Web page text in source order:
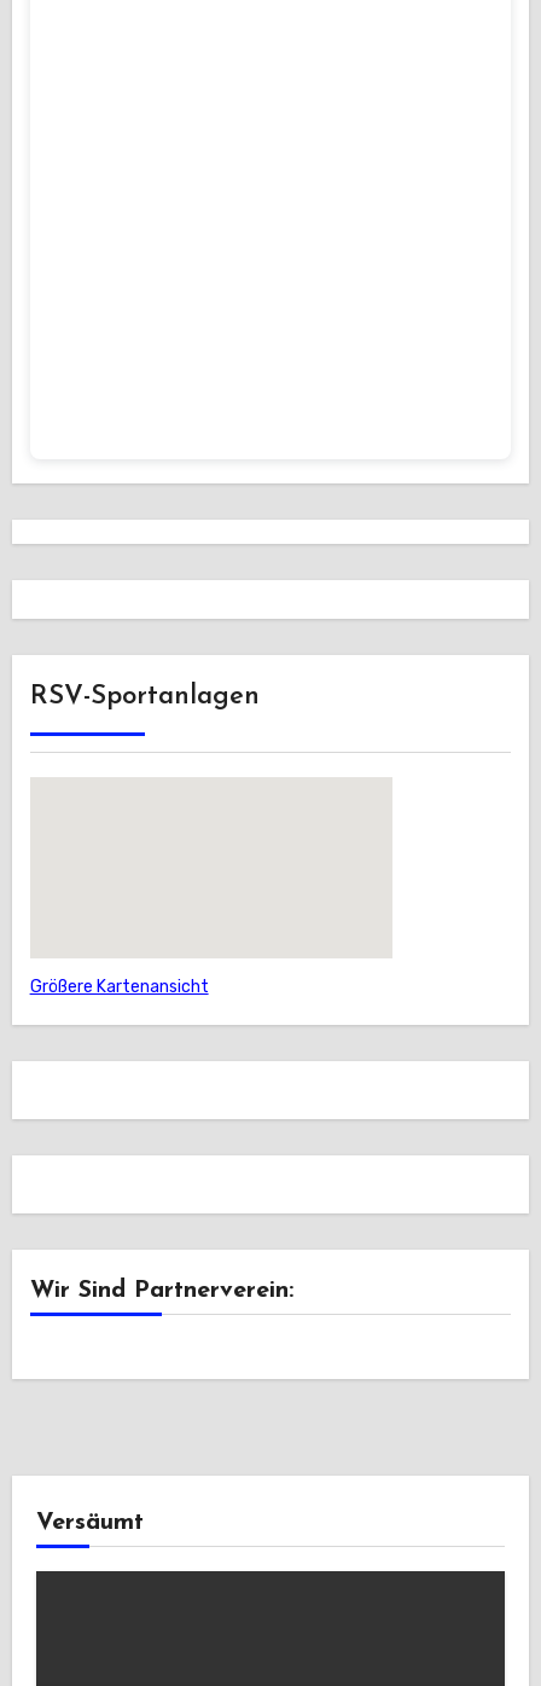
RSV-Sportanlagen
Größere Kartenansicht
Wir Sind Partnerverein:
Versäumt